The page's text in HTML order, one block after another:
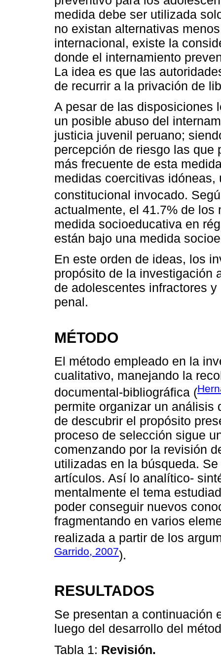
medida debe ser utilizada
no existan alternativas
internacional, existe la
donde el internamiento
La idea es que las
de recurrir a la privación de
A pesar de las disposiciones
un posible abuso del
justicia juvenil peruano;
percepción de riesgo las que
más frecuente de esta
medidas coercitivas
constitucional invocado.
actualmente, el 41.7% de los
medida socioeducativa en
están bajo una medida
En este orden de ideas, los
propósito de la investigación
de adolescentes infractores
penal.
MÉTODO
El método empleado en la
cualitativo, manejando la
documental-bibliográfica (
permite organizar un análisis
de descubrir el propósito
proceso de selección sigue
comenzando por la revisión
utilizadas en la búsqueda.
artículos. Así lo analítico-
mentalmente el tema
poder conseguir nuevos
fragmentando en varios
realizada a partir de los
Garrido, 2007).
RESULTADOS
Se presentan a continuación
luego del desarrollo del
Tabla 1: Revisión.